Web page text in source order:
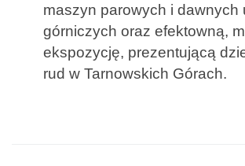
maszyn parowych i dawnych
górniczych oraz efektowną,
ekspozycję, prezentującą
rud w Tarnowskich Górach.